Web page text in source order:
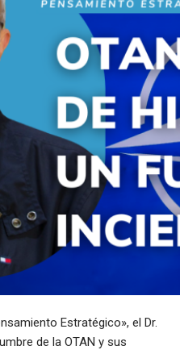
Estratégico», el Dr.
de la OTAN y sus